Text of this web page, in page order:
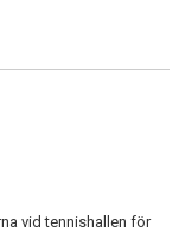
vid tennishallen för